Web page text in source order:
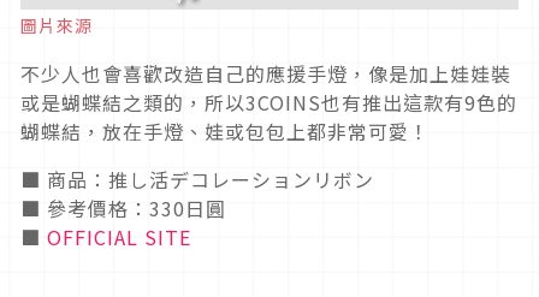
圖片來源
不少人也會喜歡改造自己的應援手燈，像是加上娃娃裝
或是蝴蝶結之類的，所以3COINS也有推出這款有9色的
蝴蝶結，放在手燈、娃或包包上都非常可愛！
■ 商品：推し活デコレーションリボン
■ 參考價格：330日圓
■ OFFICIAL SITE